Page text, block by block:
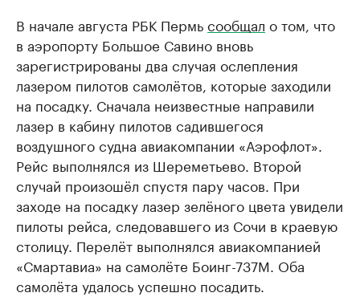
В начале августа РБК Пермьсообщал о том, что
в аэропорту Большое Савино вновь
зарегистрированы два случая ослепления
лазером пилотов самолётов, которые заходили
на посадку. Сначала неизвестные направили
лазер в кабину пилотов садившегося
воздушного судна авиакомпании «Аэрофлот».
Рейс выполнялся из Шереметьево. Второй
случай произошёл спустя пару часов. При
заходе на посадку лазер зелёного цвета увидели
пилоты рейса, следовавшего из Сочи в краевую
столицу. Перелёт выполнялся авиакомпанией
«Смартавиа» на самолёте Боинг-737М. Оба
самолёта удалось успешно посадить.